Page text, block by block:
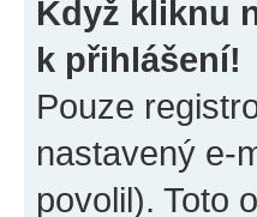
Když kliknu
k přihlášení!
Pouze
nastavený e-
povolil). Toto